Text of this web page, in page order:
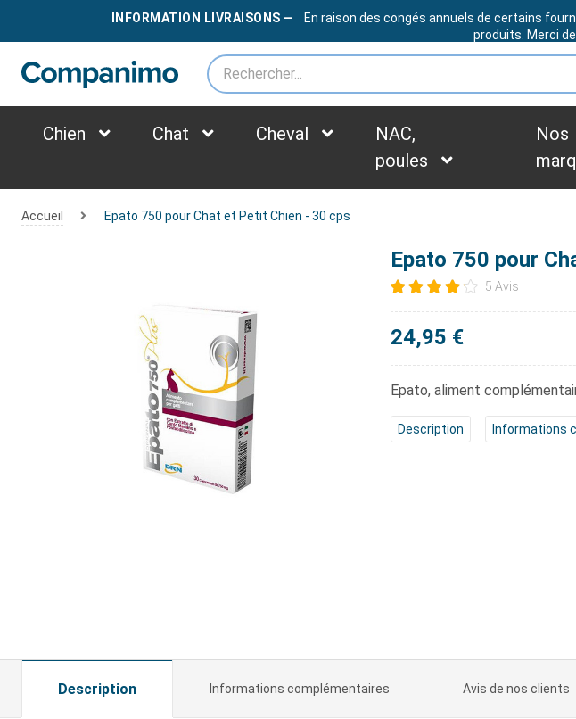
LIVRAISON OFFERTEDÈS79€
INFORMATION LIVRAISONS —
En raison des congés annuels de certains
produits. Merci
Chien Chat Cheval
NAC,
poules
Nos
Accueil Epato 750 pour Chat et Petit Chien - 30 cps
Epato 750 pour
5 Avis
24,95 €
Epato, aliment
Description Informations
Description Informations complémentaires Avis de nos clients